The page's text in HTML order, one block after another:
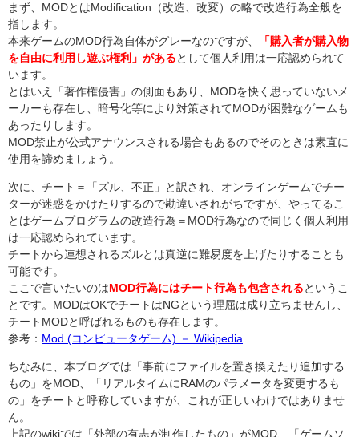
まず、MODとはModification（改造、改変）の略で改造行為全般を
指します。
本来ゲームのMOD行為自体がグレーなのですが、
「購入者が購入物
を自由に利用し遊ぶ権利」がある として個人利用は一応認められて
います。
とはいえ「著作権侵害」の側面もあり、MODを快く思っていないメ
ーカーも存在し、暗号化等により対策されてMODが困難なゲームも
あったりします。
MOD禁止が公式アナウンスされる場合もあるのでそのときは素直に
使用を諦めましょう。
次に、チート＝「ズル、不正」と訳され、オンラインゲームでチー
ターが迷惑をかけたりするので勘違いされがちですが、やってるこ
とはゲームプログラムの改造行為＝MOD行為なので同じく個人利用
は一応認められています。
チートから連想されるズルとは真逆に難易度を上げたりすることも
可能です。
ここで言いたいのはMOD行為にはチート行為も包含される というこ
とです。MODはOKでチートはNGという理屈は成り立ちませんし、
チートMODと呼ばれるものも存在します。
参考： Mod (コンピュータゲーム) － Wikipedia
ちなみに、本ブログでは「事前にファイルを置き換えたり追加する
もの」をMOD、「リアルタイムにRAMのパラメータを変更するも
の」をチートと呼称していますが、これが正しいわけではありませ
ん。
上記のwikiでは「外部の有志が制作したもの」がMOD、「ゲームソ